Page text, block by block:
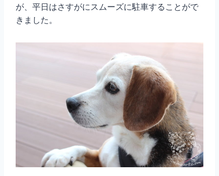
が、平日はさすがにスムーズに駐車することがで
きました。